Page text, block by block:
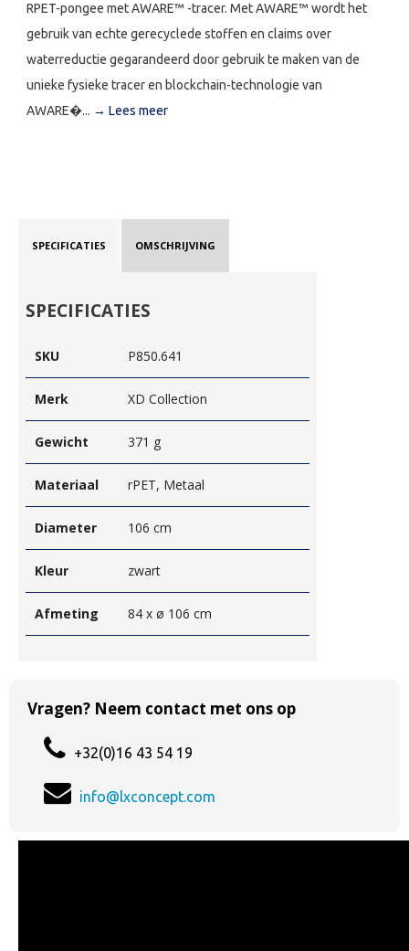
RPET-pongee met AWARE™ -tracer. Met AWARE™ wordt het
gebruik van echte gerecyclede stoffen en claims over
waterreductie gegarandeerd door gebruik te maken van de
unieke fysieke tracer en blockchain-technologie van
AWARE�... → Lees meer
SPECIFICATIES OMSCHRIJVING
SPECIFICATIES
SKU P850.641
Merk XD Collection
Gewicht 371 g
Materiaal rPET, Metaal
Diameter 106 cm
Kleur zwart
Afmeting 84 x ø 106 cm
Vragen? Neem contact met ons op
+32(0)16 43 54 19
info@lxconcept.com